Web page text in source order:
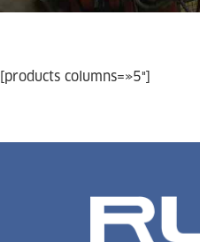
[products columns=»5″]